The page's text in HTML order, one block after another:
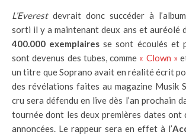
L’Everestdevrait donc succéder à l’album
sorti il y a maintenant deux ans et auréolé
400.000 exemplaires se sont écoulés et
sont devenus des tubes, comme « Clown »
un titre que Soprano avait en réalité écrit
des révélations faites au magazine Musik
cru sera défendu en live dès l’an prochain
tournée dont les deux premières dates ont
annoncées. Le rappeur sera en effet à l’